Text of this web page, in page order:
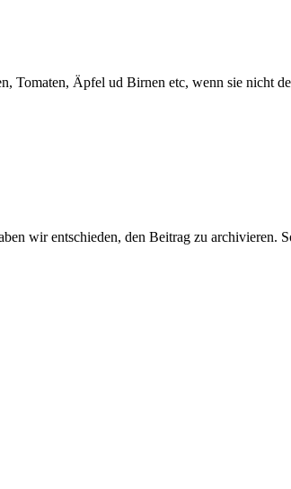
Tomaten, Äpfel ud Birnen etc, wenn sie nicht
wir entschieden, den Beitrag zu archivieren.